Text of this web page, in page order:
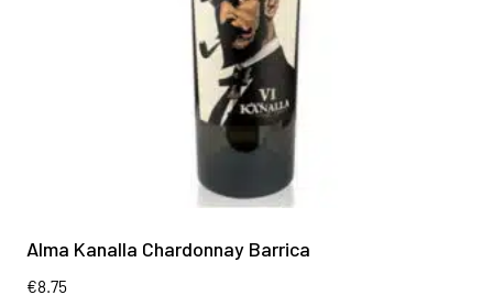
Alma Kanalla Chardonnay Barrica
€8.75